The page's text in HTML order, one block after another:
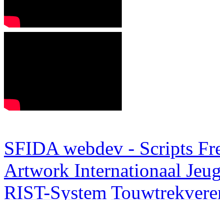
SFIDA webdev - Scripts
Artwork Internationaal
RIST-System